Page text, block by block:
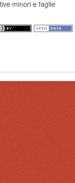
minori e faglie